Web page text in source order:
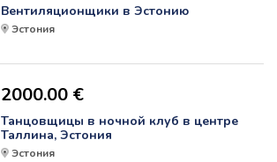
Вентиляционщики в Эстонию
Эстония
2000.00 €
Танцовщицы в ночной клуб в центре
Таллина, Эстония
Эстония